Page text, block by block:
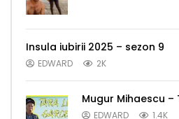
Insula iubirii 2025 – sezon 9
EDWARD 2K
Mugur Mihaescu –
EDWARD 1.4K